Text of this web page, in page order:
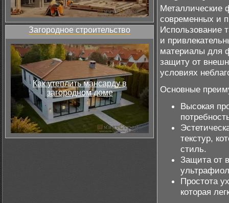
Загородное строительство
Как утеплить мансарду в
загородном доме
Металлические
современных и
Использование
и
материалы для
защиту от
условиях
Основные
Высокая
текстур,
стиль.
Защита от
Простота
которая